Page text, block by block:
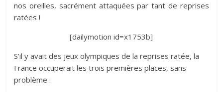
nos oreilles, sacrément attaquées par tant de reprises
ratées !
[dailymotion id=x1753b]
S’il y avait des jeux olympiques de la reprises ratée, la
France occuperait les trois premières places, sans
problème :